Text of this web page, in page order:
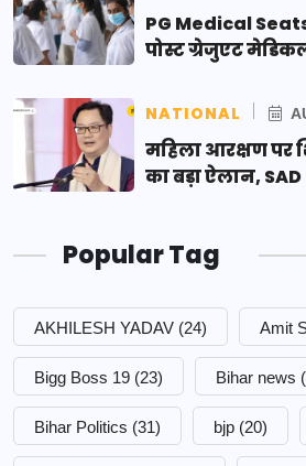
PG Medical
पोस्ट ग्रेजुएट
NATIONAL
महिला आरक्षण पर
का बड़ा ऐलान, SAD
Popular Tag
AKHILESH YADAV (24) Amit
Bigg Boss 19 (23) Bihar news
Bihar Politics (31) bjp (20)